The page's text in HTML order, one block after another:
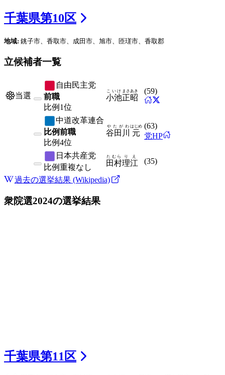
千葉県第10区
地域: 銚子市、香取市、成田市、旭市、匝瑳市、香取郡
立候補者一覧
当選
自由民主党
前職
比例 1位
小池
こいけ
正昭
まさあき (59)
中道改革連合
比例前職
比例4位
谷田川
やたがわ
元
はじめ (63)
党HP
日本共産党
比例重複なし 田村
たむら
理江
りえ
(35)
過去の選挙結果 (Wikipedia)
衆院選2024の選挙結果
千葉県第11 区